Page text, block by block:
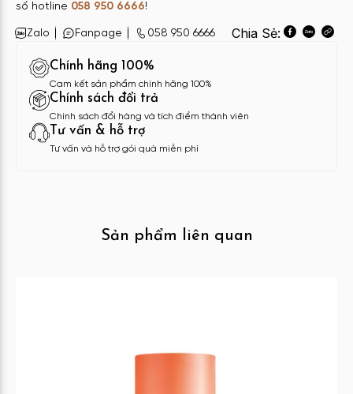
số hotline 058 950 6666!
Zalo Fanpage 058 950 6666 Chia Sẻ:
Chính hãng 100%
Cam kết sản phẩm chính hãng 100%
Chính sách đổi trả
Chính sách đổi hàng và tích điểm thành viên
Tư vấn & hỗ trợ
Tư vấn và hỗ trợ gói quà miễn phí
Sản phẩm liên quan